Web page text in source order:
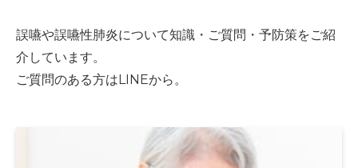
誤嚥や誤嚥性肺炎について知識・ご質問・予防策をご紹
介しています。
ご質問のある方はLINEから。